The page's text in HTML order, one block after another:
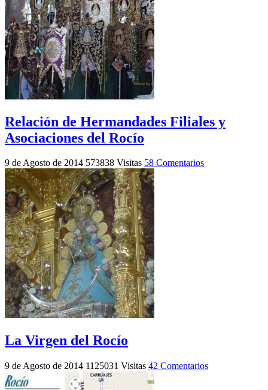
Relación de Hermandades Filiales y
Asociaciones del Rocío
9 de Agosto de 2014 573838 Visitas 58 Comentarios
La Virgen del Rocío
9 de Agosto de 2014 1125031 Visitas 42 Comentarios